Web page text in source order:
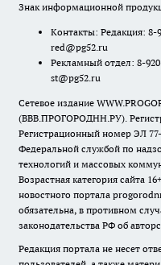
Знак информационной
Контакты: Редакция: 8-
red@pg52.ru
Рекламный отдел: 8-
st@pg52.ru
Сетевое издание
(ВВВ.ПРОГОРОДНН.РУ).
Регистрационный номер ЭЛ 77-
Федеральной службой по
технологий и массовых
Возрастная категория сайта
новостного портала
обязательна, в противном
законодательства РФ об
Редакция портала не несет